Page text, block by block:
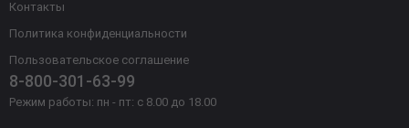
Контакты
Политика конфиденциальности
Пользовательское соглашение
8-800-301-63-99
Режим работы: пн - пт: с 8.00 до 18.00